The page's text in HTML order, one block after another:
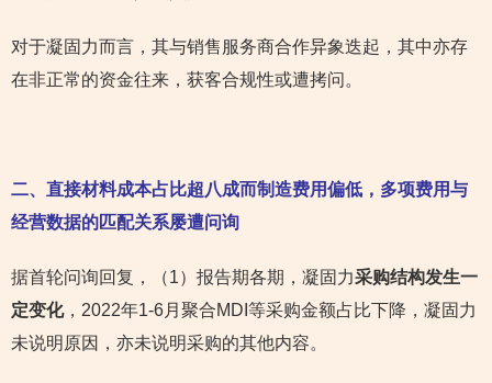
对于凝固力而言，其与销售服务商合作异象迭起，其中亦存
在非正常的资金往来，获客合规性或遭拷问。
二、直接材料成本占比超八成而制造费用偏低，多项费用与
经营数据的匹配关系屡遭问询
据首轮问询回复，（1）报告期各期，凝固力采购结构发生一
定变化，2022年1-6月聚合MDI等采购金额占比下降，凝固力
未说明原因，亦未说明采购的其他内容。